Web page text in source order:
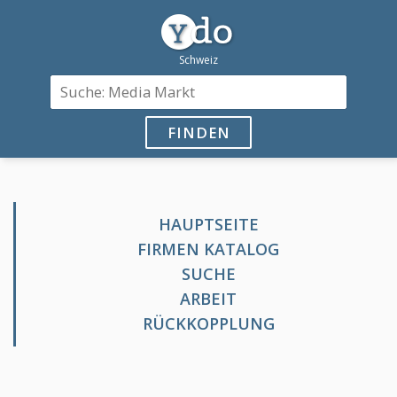
FINDEN
HAUPTSEITE
FIRMEN KATALOG
SUCHE
ARBEIT
RÜCKKOPPLUNG